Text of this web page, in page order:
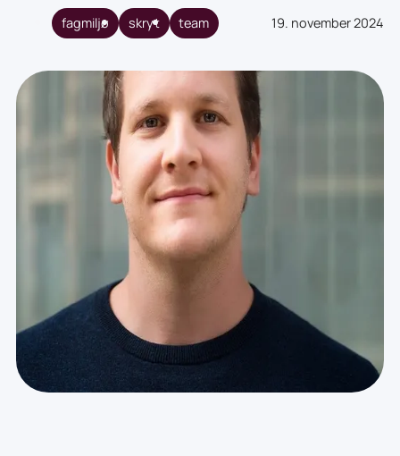
fagmiljø skryt team 19. november 2024